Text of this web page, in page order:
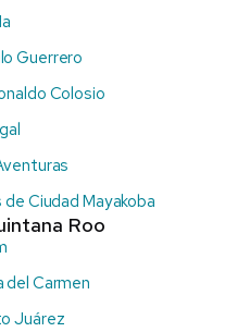
Guerrero
Colosio
Ciudad Mayakoba
Roo
del Carmen
Juárez